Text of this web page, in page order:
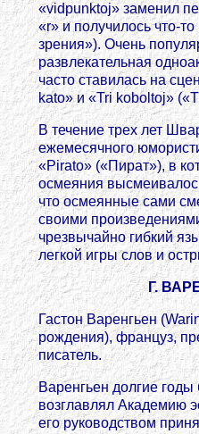
«vidpunktoj» заменил
«r» и получилось что-
зрения»). Очень
развлекательная
часто ставилась на
kato» и «Tri koboltoj»
В течение трех лет
ежемесячного
«Pirato» («Пират»), в
осмеяния
что осмеянные сами
своими
чрезвычайно гибкий
легкой игры слов и
Г.
Гастон Варенгьен
рождения), француз,
писатель.
Варенгьен долгие
возглавлял Академию
его руководством